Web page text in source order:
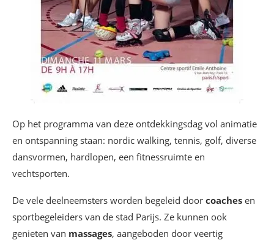
Op het programma van deze ontdekkingsdag vol animatie
en ontspanning staan: nordic walking, tennis, golf, diverse
dansvormen, hardlopen, een fitnessruimte en
vechtsporten.
De vele deelneemsters worden begeleid door coaches en
sportbegeleiders van de stad Parijs. Ze kunnen ook
genieten van massages, aangeboden door veertig